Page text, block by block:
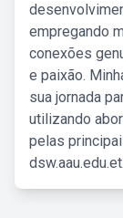
empregando
conexões
e paixão.
sua jornada
utilizando
pelas
dsw.aau.edu.et.